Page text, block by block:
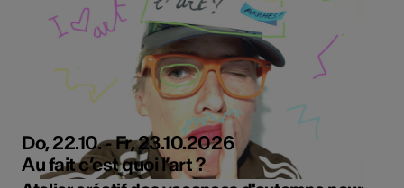
Do, 22.10. - Fr, 23.10.2026
Au fait c’est quoi l’art ?